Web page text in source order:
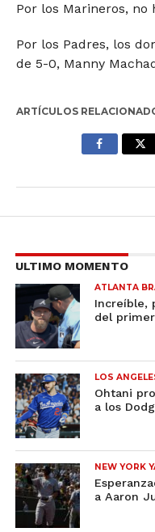
Por los Marineros,
Por los Padres, los
de 5-0, Manny
ARTÍCULOS
ULTIMO MOMENTO
ATLANTA
Increíble,
del
LOS
Ohtani
a los
NEW YORK
a Aaron